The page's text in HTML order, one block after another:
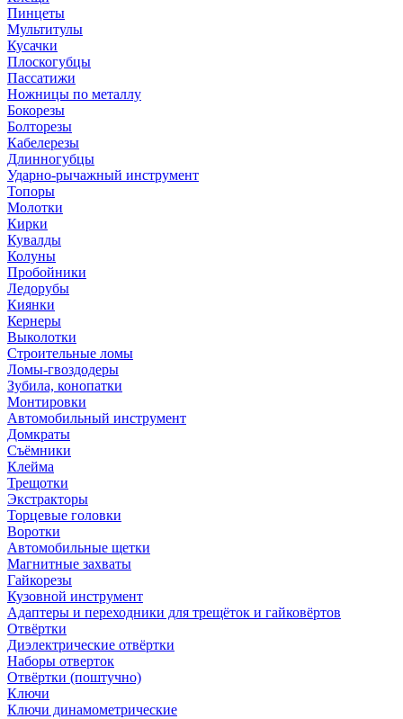
Пинцеты
Мультитулы
Кусачки
Плоскогубцы
Пассатижи
Ножницы по металлу
Бокорезы
Болторезы
Кабелерезы
Длинногубцы
Ударно-рычажный инструмент
Топоры
Молотки
Кирки
Кувалды
Колуны
Пробойники
Ледорубы
Киянки
Кернеры
Выколотки
Строительные ломы
Ломы-гвоздодеры
Зубила, конопатки
Монтировки
Автомобильный инструмент
Домкраты
Съёмники
Клейма
Трещотки
Экстракторы
Торцевые головки
Воротки
Автомобильные щетки
Магнитные захваты
Гайкорезы
Кузовной инструмент
Адаптеры и переходники для трещёток и гайковёртов
Отвёртки
Диэлектрические отвёртки
Наборы отверток
Отвёртки (поштучно)
Ключи
Ключи динамометрические